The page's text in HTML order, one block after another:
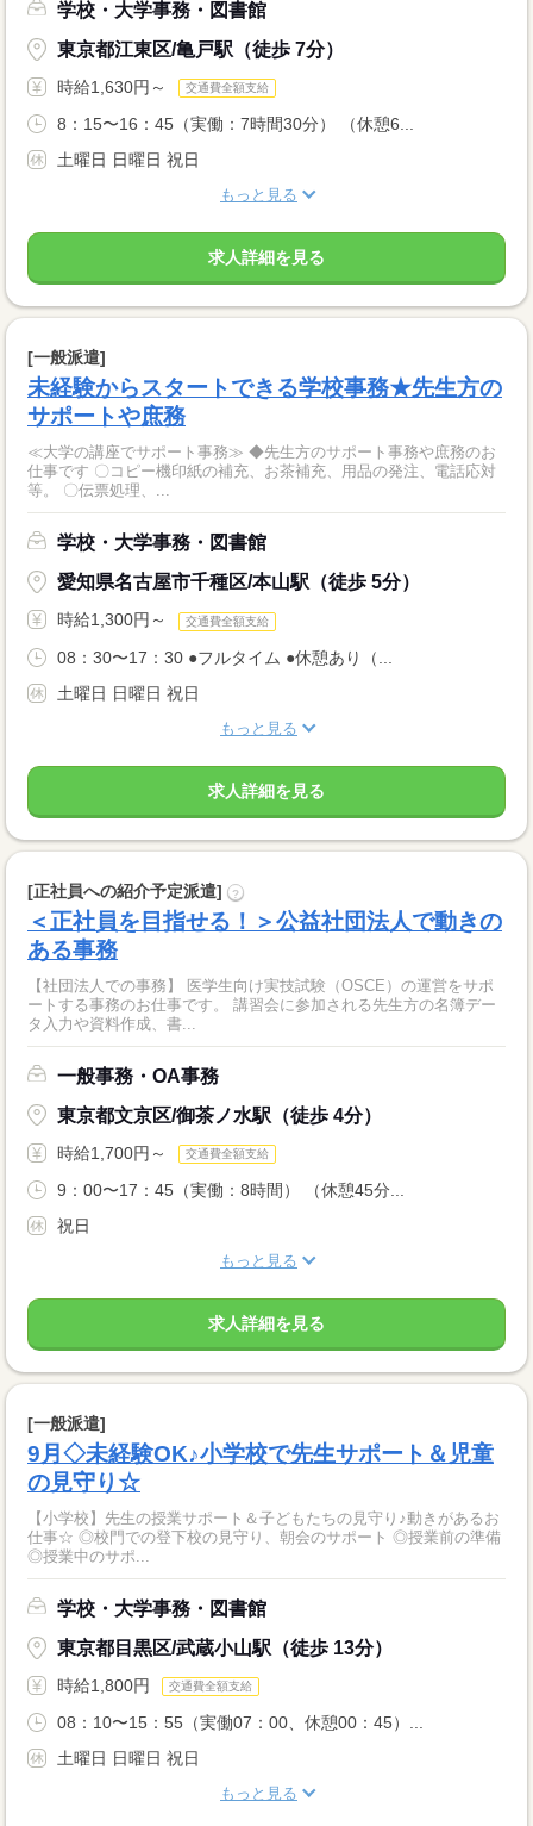
学校・大学事務・図書館
東京都江東区/亀戸駅（徒歩 7分）
時給1,630円～ 交通費全額支給
8：15〜16：45（実働：7時間30分） （休憩6...
土曜日 日曜日 祝日
もっと見る
求人詳細を見る
[一般派遣]
未経験からスタートできる学校事務★先生方の
サポートや庶務
≪大学の講座でサポート事務≫ ◆先生方のサポート事務や庶務のお
仕事です 〇コピー機印紙の補充、お茶補充、用品の発注、電話応対
等。 〇伝票処理、...
学校・大学事務・図書館
愛知県名古屋市千種区/本山駅（徒歩 5分）
時給1,300円～ 交通費全額支給
08：30〜17：30 ●フルタイム ●休憩あり（...
土曜日 日曜日 祝日
もっと見る
求人詳細を見る
[正社員への紹介予定派遣] ?
＜正社員を目指せる！＞公益社団法人で動きの
ある事務
【社団法人での事務】 医学生向け実技試験（OSCE）の運営をサポ
ートする事務のお仕事です。 講習会に参加される先生方の名簿デー
タ入力や資料作成、書...
一般事務・OA事務
東京都文京区/御茶ノ水駅（徒歩 4分）
時給1,700円～ 交通費全額支給
9：00〜17：45（実働：8時間） （休憩45分...
祝日
もっと見る
求人詳細を見る
[一般派遣]
9月◇未経験OK♪小学校で先生サポート＆児童
の見守り☆
【小学校】先生の授業サポート＆子どもたちの見守り♪動きがあるお
仕事☆ ◎校門での登下校の見守り、朝会のサポート ◎授業前の準備
◎授業中のサポ...
学校・大学事務・図書館
東京都目黒区/武蔵小山駅（徒歩 13分）
時給1,800円 交通費全額支給
08：10〜15：55（実働07：00、休憩00：45）...
土曜日 日曜日 祝日
もっと見る